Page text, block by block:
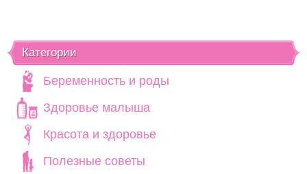
Категории
Беременность и роды
Здоровье малыша
Красота и здоровье
Полезные советы